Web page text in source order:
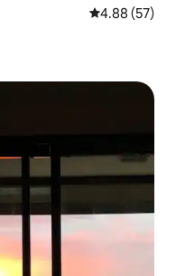
レビュー57
4.88 (57)